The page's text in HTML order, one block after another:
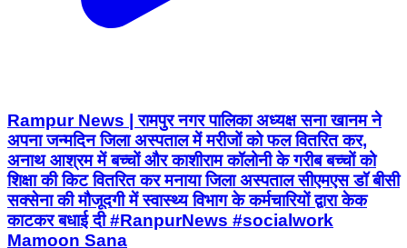
Rampur News | रामपुर नगर पालिका अध्यक्ष सना खानम ने
अपना जन्मदिन जिला अस्पताल में मरीजों को फल वितरित कर,
अनाथ आश्रम में बच्चों और काशीराम कॉलोनी के गरीब बच्चों को
शिक्षा की किट वितरित कर मनाया जिला अस्पताल सीएमएस डॉ बीसी
सक्सेना की मौजूदगी में स्वास्थ्य विभाग के कर्मचारियों द्वारा केक
काटकर बधाई दी #RanpurNews #socialwork
Mamoon Sana